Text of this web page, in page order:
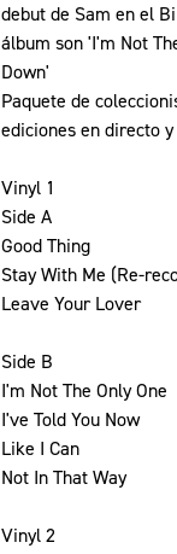
debut de Sam en el
álbum son 'I'm Not
Down'
Paquete de
ediciones en directo
Vinyl 1
Side A
Good Thing
Stay With Me (Re-
Leave Your Lover
Side B
I'm Not The Only One
I've Told You Now
Like I Can
Not In That Way
Vinyl 2